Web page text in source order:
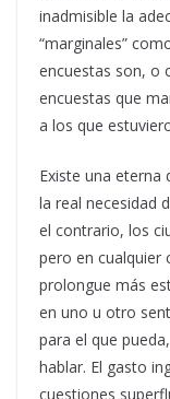
inadmisible la
“marginales”
encuestas son, o
encuestas que
a los que
Existe una eterna
la real necesidad
el contrario, los
pero en cualquier
prolongue más
en uno u otro
para el que
hablar. El gasto
cuestiones